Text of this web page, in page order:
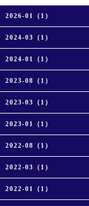
2026-01（1）
2024-03（1）
2024-01（1）
2023-08（1）
2023-03（1）
2023-01（1）
2022-08（1）
2022-03（1）
2022-01（1）